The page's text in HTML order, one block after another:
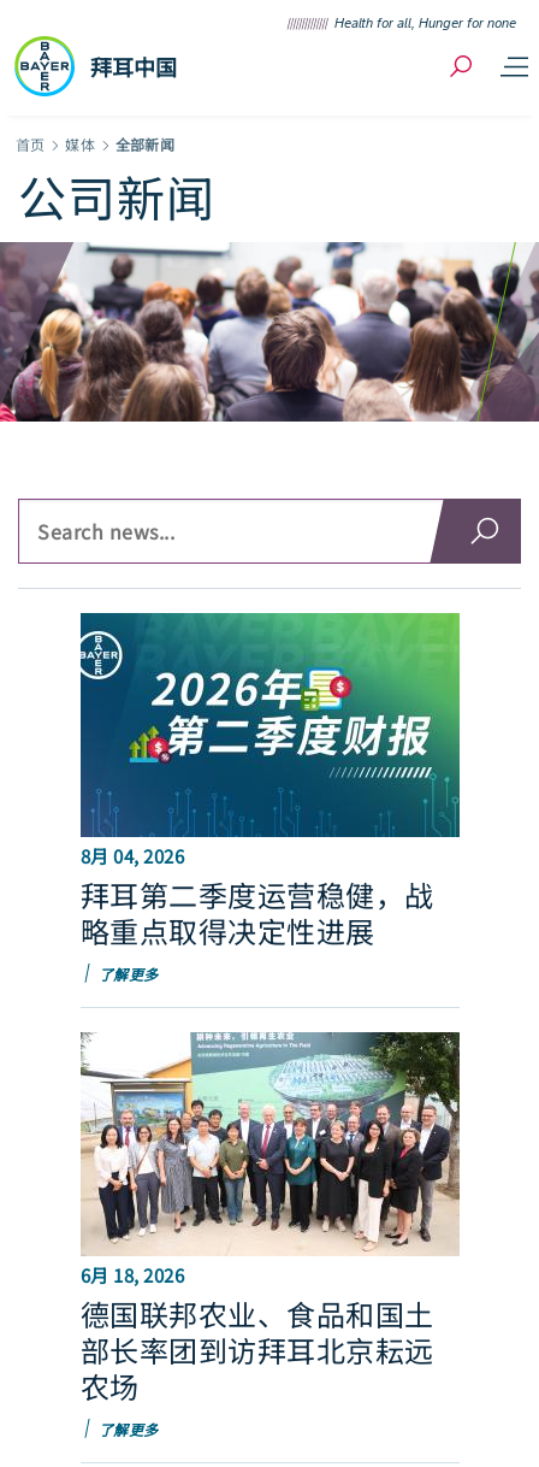
Health for all, Hunger for none
拜耳中国
首页 媒体 全部新闻
公司新闻
Search
8月 04, 2026
拜耳第二季度运营稳健，战
略重点取得决定性进展
了解更多
6月 18, 2026
德国联邦农业、食品和国土
部长率团到访拜耳北京耘远
农场
了解更多